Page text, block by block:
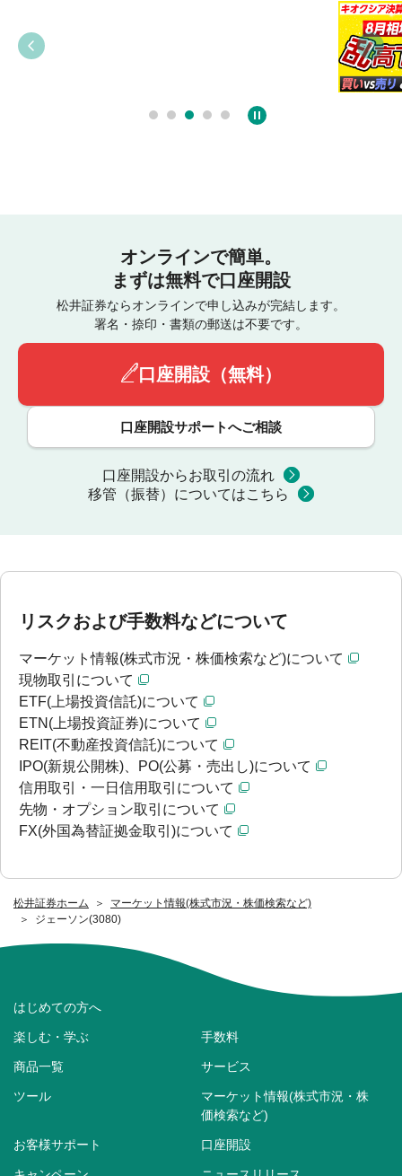
松井証券ホーム
マーケット情報(株式市況・株価検索など)
ジェーソン(3080)
オンラインで簡単。
まずは無料で口座開設
松井証券ならオンラインで申し込みが完結します。
署名・捺印・書類の郵送は不要です。
口座開設（無料）
口座開設サポートへご相談
口座開設からお取引の流れ
移管（振替）についてはこちら
リスクおよび手数料などについて
マーケット情報(株式市況・株価検索など)について
現物取引について
ETF(上場投資信託)について
ETN(上場投資証券)について
REIT(不動産投資信託)について
IPO(新規公開株)、PO(公募・売出し)について
信用取引・一日信用取引について
先物・オプション取引について
FX(外国為替証拠金取引)について
はじめての方へ
楽しむ・学ぶ 手数料
商品一覧 サービス
ツール
マーケット情報(株式市況・株
価検索など)
お客様サポート 口座開設